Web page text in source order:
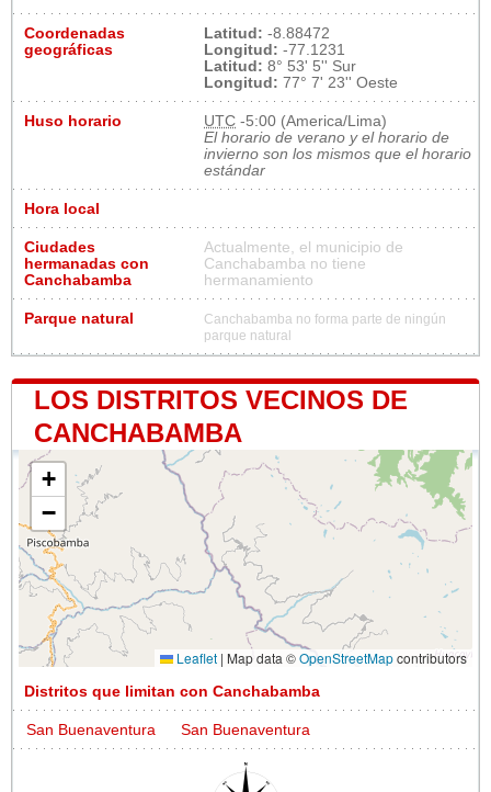
Coordenadas
geográficas
Latitud: -8.88472
Longitud: -77.1231
Latitud: 8° 53' 5'' Sur
Longitud: 77° 7' 23'' Oeste
Huso horario UTC -5:00 (America/Lima)
El horario de verano y el horario de
invierno son los mismos que el horario
estándar
Hora local
Ciudades
hermanadas con
Canchabamba
Actualmente, el municipio de
Canchabamba no tiene
hermanamiento
Parque natural
Canchabamba no forma parte de ningún
parque natural
LOS DISTRITOS VECINOS DE
CANCHABAMBA
+
−
Leaflet | Map data ©OpenStreetMapcontributors
Distritos que limitan con Canchabamba
San Buenaventura San Buenaventura